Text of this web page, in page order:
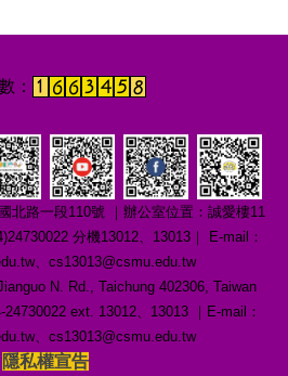
北路一段110號 ｜辦公室位置：誠愛樓11
分機13012、13013｜ E-mail：
、cs13013@csmu.edu.tw
N. Rd., Taichung 402306, Taiwan
ext. 13012、13013 ｜E-mail：
、cs13013@csmu.edu.tw
隱私權宣告